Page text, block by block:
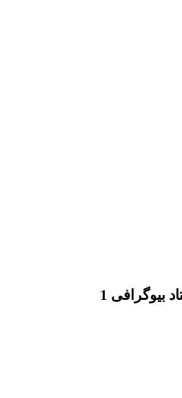
بیوگرافی 1